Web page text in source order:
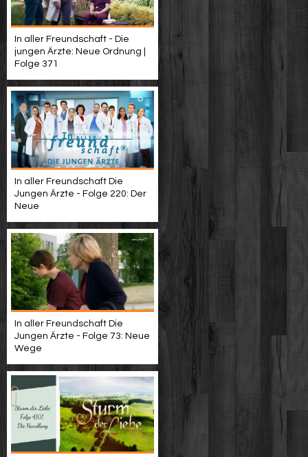
In aller Freundschaft - Die
jungen Ärzte: Neue Ordnung |
Folge 371
In aller Freundschaft Die
Jungen Ärzte - Folge 220: Der
Neue
In aller Freundschaft Die
Jungen Ärzte - Folge 73: Neue
Wege